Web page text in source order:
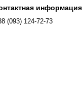
информация
(093) 124-72-73